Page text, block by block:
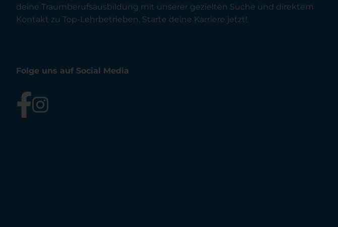
deine Traumberufsausbildung mit unserer gezielten Suche und direktem
Kontakt zu Top-Lehrbetrieben. Starte deine Karriere jetzt!
Folge uns auf Social Media